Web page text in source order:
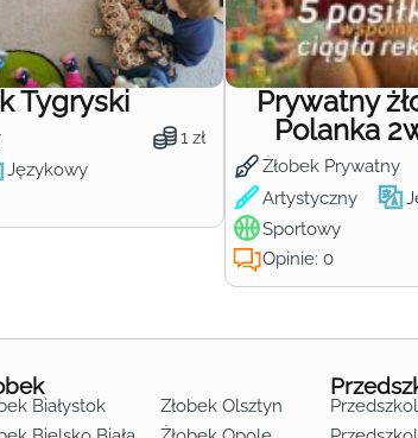
Tygryski
1 zł
Językowy
Prywatny
Polanka
Żłobek Prywatny
Artystyczny
Sportowy
Opinie: 0
Białystok
Żłobek Olsztyn